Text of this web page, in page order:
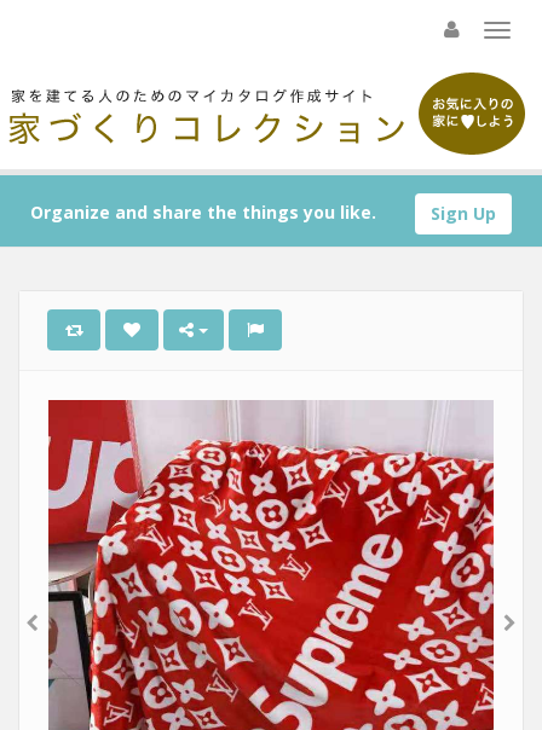
Sign Up
Organize and share the things you like.